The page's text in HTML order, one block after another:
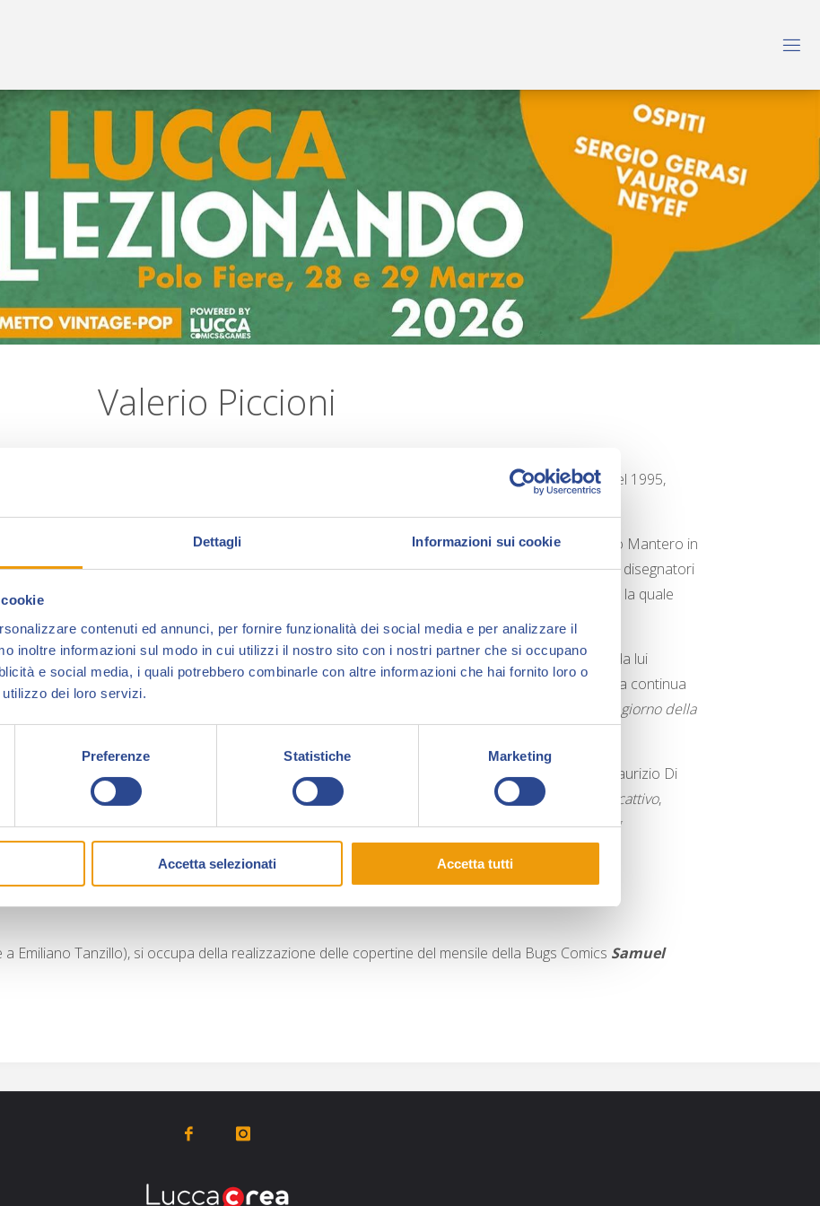
Dettagli Informazioni sui cookie
contenuti ed annunci, per fornire funzionalità dei social media e per analizzare il
inoltre informazioni sul modo in cui utilizzi il nostro sito con i nostri partner che si occupano
e social media, i quali potrebbero combinarle con altre informazioni che hai fornito loro o
dei loro servizi.
Preferenze Statistiche Marketing
Accetta selezionati Accetta tutti
Valerio Piccioni
, disegnatore romano, esordisce in una storia diMax Living
del 1995,
In seguito, si trasferisce a Genova per alcuni anni, dove collabora con Maurizio Mantero in
un episodio diZona X (Il segreto della magia)ed entra a far parte dello staff dei disegnatori
per la quale
pubblica 17 numeri.
Nel febbraio del 2016, sul Maxi Dylan Dogn. 26, viene pubblicata una storia da lui
disegnata, dal titolo Il lago nero , per le chine di Maurizio Di Vincenzo. La sinergia continua
Dylan Dog – Il giorno della
Prosegue poi la collaborazione con la Sergio Bonelli, realizzando, insieme a Maurizio Di
Vincenzo, il n. 1 e il n. 4 della mini serie
, con la storia Cuore cattivo,
pubblicata nelDylan Dog Oldboyn. 2 e conLe pareti del cervellonelDylan Dog
Oldboyn.11.
Academy. Nel 2019 ha collaborato con Makyo al volumeLes Pierres Rouges, Tome 2per
Emiliano Tanzillo), si occupa della realizzazione delle copertine del mensile della Bugs Comics Samuel